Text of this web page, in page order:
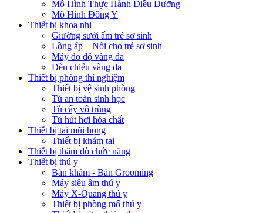
Mô Hình Thực Hành Điều Dưỡng
Mô Hình Đông Y
Thiết bị khoa nhi
Giường sưởi ấm trẻ sơ sinh
Lồng ấp – Nôi cho trẻ sơ sinh
Máy đo độ vàng da
Đèn chiếu vàng da
Thiết bị phòng thí nghiệm
Thiết bị vệ sinh phòng
Tủ an toàn sinh học
Tủ cấy vô trùng
Tủ hút hơi hóa chất
Thiết bị tai mũi họng
Thiết bị khám tai
Thiết bị thăm dò chức năng
Thiết bị thú y
Bàn khám - Bàn Grooming
Máy siêu âm thú y
Máy X-Quang thú y
Thiết bị phòng mổ thú y